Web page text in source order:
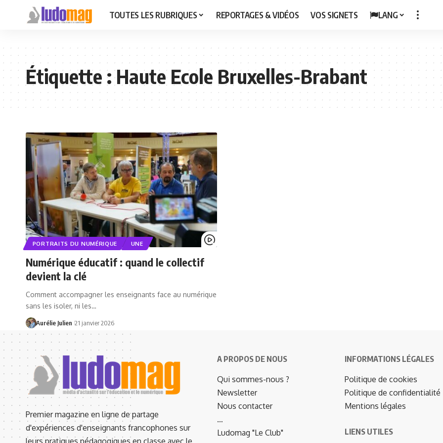
TOUTES LES RUBRIQUES REPORTAGES & VIDÉOS VOS SIGNETS LANG
Étiquette :Haute Ecole Bruxelles-Brabant
PORTRAITS DU NUMÉRIQUE UNE
Numérique éducatif : quand le collectif
devient la clé
Comment accompagner les enseignants face au numérique
sans les isoler, ni les…
Aurélie Julien 21 janvier 2026
Premier magazine en ligne de partage
d'expériences d'enseignants francophones sur
leurs pratiques pédagogiques en classe avec le
A PROPOS DE NOUS
Qui sommes-nous ?
Newsletter
Nous contacter
…
Ludomag "Le Club"
INFORMATIONS LÉGALES
Politique de cookies
Politique de confidentialité
Mentions légales
LIENS UTILES